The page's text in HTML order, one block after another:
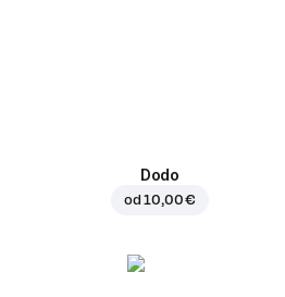
Dodo
od10,00 €